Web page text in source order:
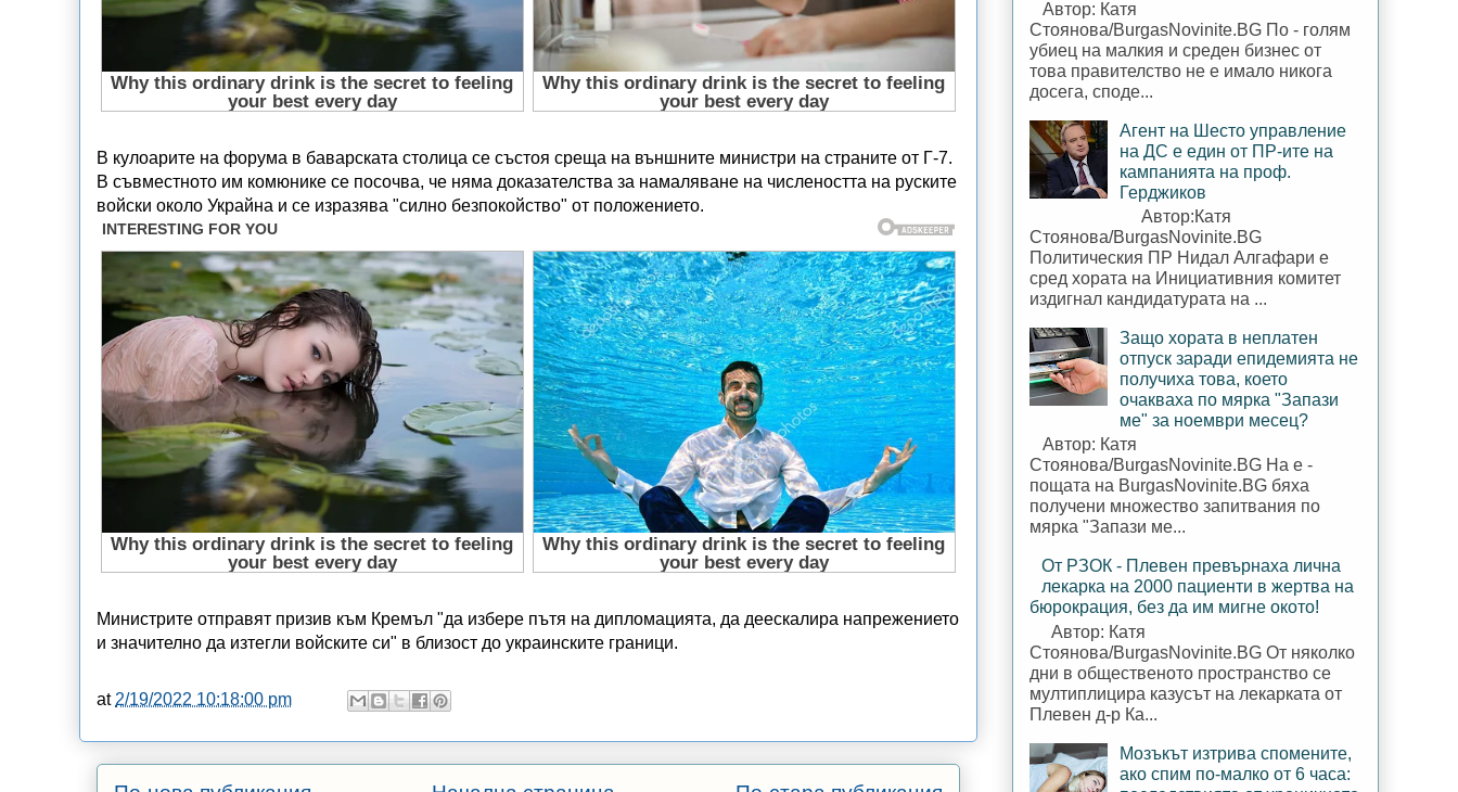
В кулоарите на форума в баварската столица се състоя среща на външните министри на страните от Г-7.
В съвместното им комюнике се посочва, че няма доказателства за намаляване на числеността на руските
войски около Украйна и се изразява "силно безпокойство" от положението.
Министрите отправят призив към Кремъл "да избере пътя на дипломацията, да деескалира напрежението
и значително да изтегли войските си" в близост до украинските граници.
at 2/19/2022 10:18:00 pm
Автор: Катя
Стоянова/BurgasNovinite.BG По - голям
убиец на малкия и среден бизнес от
това правителство не е имало никога
досега, споде...
Агент на Шесто управление
на ДС е един от ПР-ите на
кампанията на проф.
Герджиков
Автор:Катя
Стоянова/BurgasNovinite.BG
Политическия ПР Нидал Алгафари е
сред хората на Инициативния комитет
издигнал кандидатурата на ...
Защо хората в неплатен
отпуск заради епидемията не
получиха това, което
очакваха по мярка "Запази
ме" за ноември месец?
Автор: Катя
Стоянова/BurgasNovinite.BG На е -
пощата на BurgasNovinite.BG бяха
получени множество запитвания по
мярка "Запази ме...
От РЗОК - Плевен превърнаха лична
лекарка на 2000 пациенти в жертва на
бюрокрация, без да им мигне окото!
Автор: Катя
Стоянова/BurgasNovinite.BG От няколко
дни в общественото пространство се
мултиплицира казусът на лекарката от
Плевен д-р Ка...
Мозъкът изтрива спомените,
ако спим по-малко от 6 часа: